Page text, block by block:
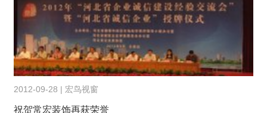
2012-09-28 | 宏鸟视窗
祝贺常宏装饰再获荣誉